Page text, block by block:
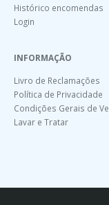
Histórico encomendas
Login
INFORMAÇÃO
Livro de Reclamações
Política de Privacidade
Condições Gerais de
Lavar e Tratar